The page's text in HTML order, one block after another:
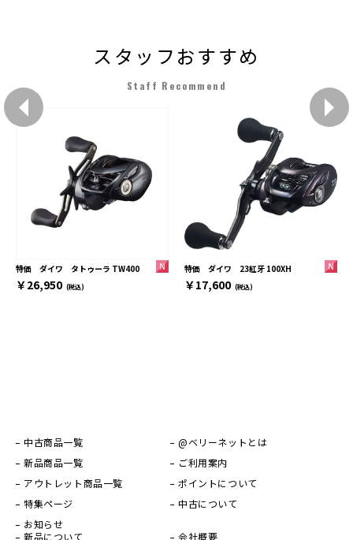
スタッフおすすめ
Staff Recommend
特価 ダイワ タトゥーラ TW400
￥26,950 (税込)
特価 ダイワ 23紅牙 100XH
￥17,600 (税込)
中古商品一覧
新品商品一覧
アウトレット商品一覧
特集ページ
お知らせ
@ベリーネットとは
ご利用案内
ポイントについて
中古について
新品について 会社概要